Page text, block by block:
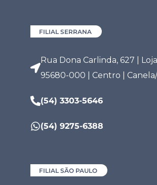
FILIAL SERRANA
Rua Dona Carlinda, 627 |
95680-000 | Centro |
(54) 3303-5646
(54) 9275-6388
FILIAL SÃO PAULO